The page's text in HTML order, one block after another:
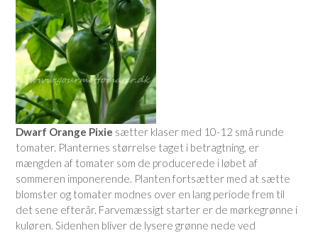
Dwarf Orange Pixie sætter klaser med 10-12 små runde
tomater. Planternes størrelse taget i betragtning, er
mængden af tomater som de producerede i løbet af
sommeren imponerende. Planten fortsætter med at sætte
blomster og tomater modnes over en lang periode frem til
det sene efterår. Farvemæssigt starter er de mørkegrønne i
kuløren. Sidenhen bliver de lysere grønne nede ved